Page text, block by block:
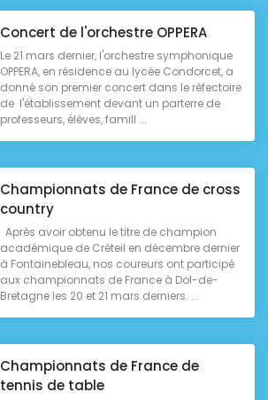
Concert de l'orchestre OPPERA
Le 21 mars dernier, l'orchestre symphonique
OPPERA, en résidence au lycée Condorcet, a
donné son premier concert dans le réfectoire
de l'établissement devant un parterre de
professeurs, élèves, famill ...
Championnats de France de cross
country
Après avoir obtenu le titre de champion
académique de Créteil en décembre dernier
à Fontainebleau, nos coureurs ont participé
aux championnats de France à Dol-de-
Bretagne les 20 et 21 mars derniers. ...
Championnats de France de
tennis de table